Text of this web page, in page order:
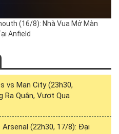
(16/8): Nhà Vua Mở Màn
Anfield
vs Man City (23h30,
Ra Quân, Vượt Qua
(22h30, 17/8): Đại